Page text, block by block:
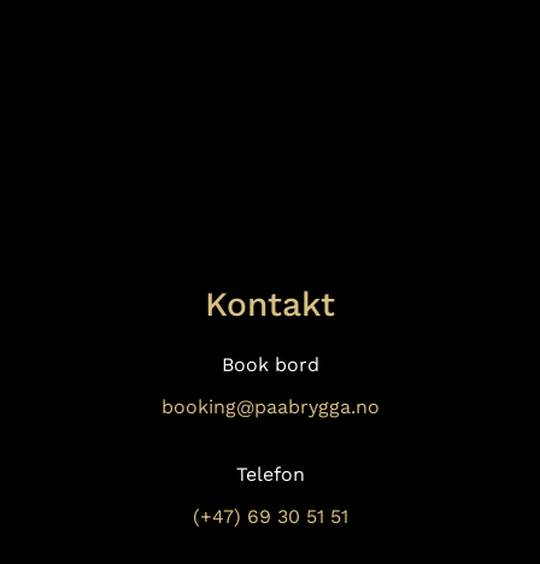
Kontakt
Book bord
booking@paabrygga.no
Telefon
(+47) 69 30 51 51